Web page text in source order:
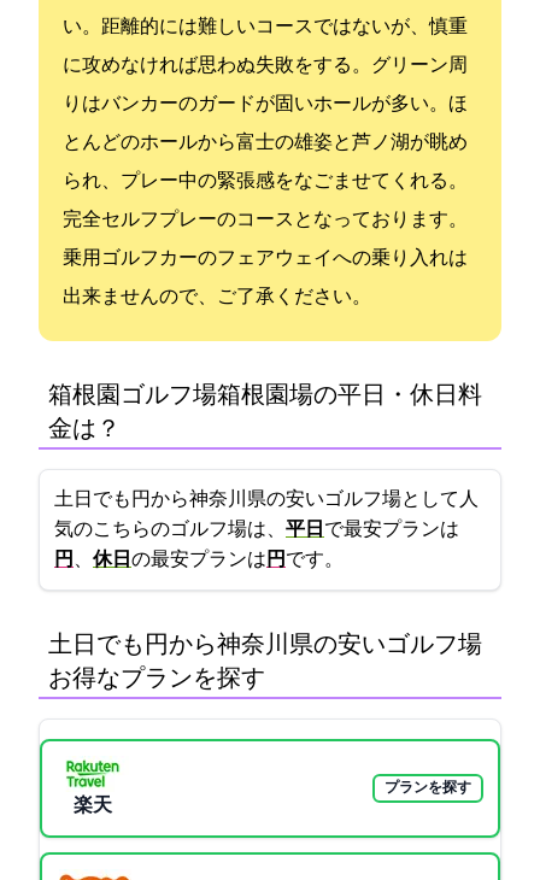
い。距離的には難しいコースではないが、慎重
に攻めなければ思わぬ失敗をする。グリーン周
りはバンカーのガードが固いホールが多い。ほ
とんどのホールから富士の雄姿と芦ノ湖が眺め
られ、プレー中の緊張感をなごませてくれる。
完全セルフプレーのコースとなっております。
乗用ゴルフカーのフェアウェイへの乗り入れは
出来ませんので、ご了承ください。
箱根園ゴルフ場(箱根園G場)の平日・休日料
金は？
土日でも4655円から!神奈川県の安いゴルフ場として人
気のこちらのゴルフ場は、 平日 で最安プランは
円 、 休日 の最安プランは 7035円 です。
土日でも4655円から!神奈川県の安いゴルフ場:
お得なプランを探す
楽天GORA
プランを探す